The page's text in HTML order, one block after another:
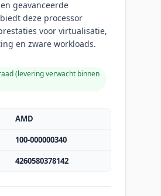
geavanceerde
deze processor
voor virtualisatie,
en zware workloads.
(levering verwacht binnen
AMD
100-000000340
4260580378142